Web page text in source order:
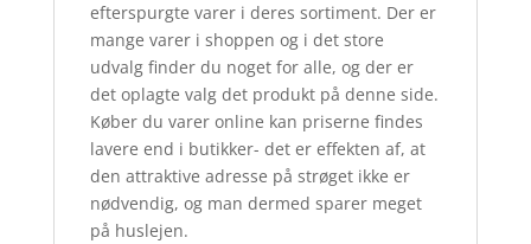
efterspurgte varer i deres sortiment. Der er
mange varer i shoppen og i det store
udvalg finder du noget for alle, og der er
det oplagte valg det produkt på denne side.
Køber du varer online kan priserne findes
lavere end i butikker- det er effekten af, at
den attraktive adresse på strøget ikke er
nødvendig, og man dermed sparer meget
på huslejen.